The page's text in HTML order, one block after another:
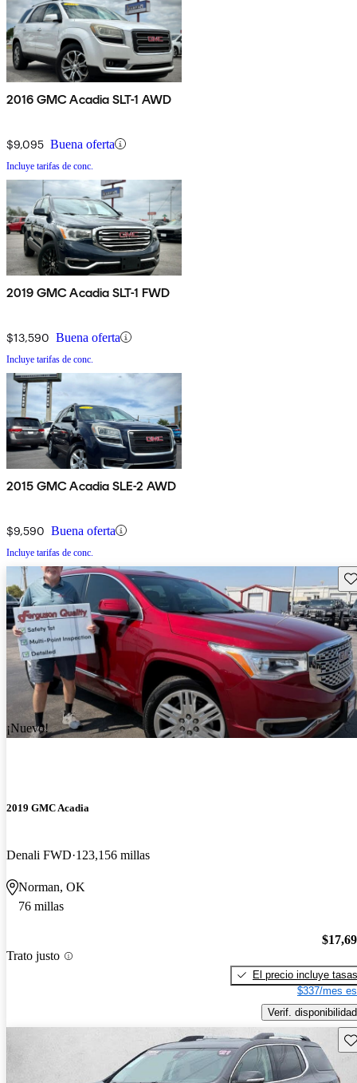
2016 GMC Acadia SLT-1 AWD
$9,095 Buena oferta
Incluye tarifas de conc.
2019 GMC Acadia SLT-1 FWD
$13,590 Buena oferta
Incluye tarifas de conc.
2015 GMC Acadia SLE-2 AWD
$9,590 Buena oferta
Incluye tarifas de conc.
¡Nuevo!
2019 GMC Acadia
Denali FWD 123,156 millas
Norman, OK
76 millas
Trato justo
El precio incluye tasas
$337/mes
Verif. disponibilidad